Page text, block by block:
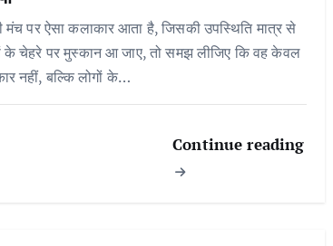
मंच पर ऐसा कलाकार आता है, जिसकी उपस्थिति मात्र से
के चेहरे पर मुस्कान आ जाए, तो समझ लीजिए कि वह केवल
नहीं, बल्कि लोगों के…
Continue reading